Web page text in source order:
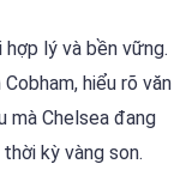
lý và bền vững.
hiểu rõ văn
mà Chelsea đang
kỳ vàng son.